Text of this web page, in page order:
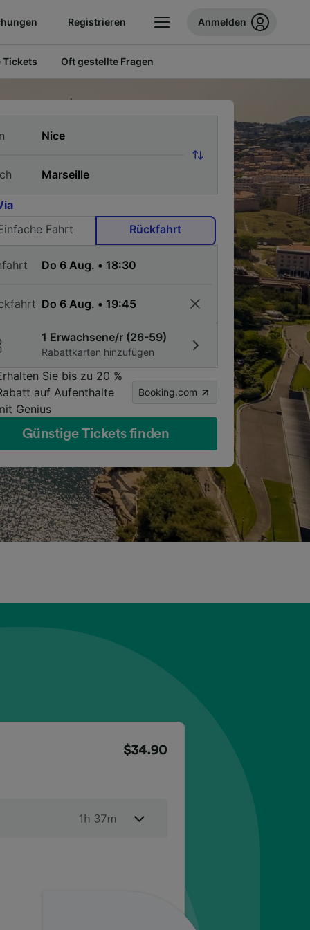
Registrieren Anmelden
Tickets Oft gestellte Fragen
Fahrt
Rückfahrt
1 Erwachsene/r (26-59)
Rabattkarten hinzufügen
Sie bis zu 20 %
auf Aufenthalte
Genius
Booking.com
Günstige Tickets finden